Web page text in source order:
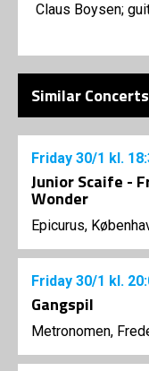
Claus Boysen;
Similar
Friday 30/1 kl.
Junior Scaife -
Wonder
Epicurus,
Friday 30/1 kl.
Gangspil
Metronomen,